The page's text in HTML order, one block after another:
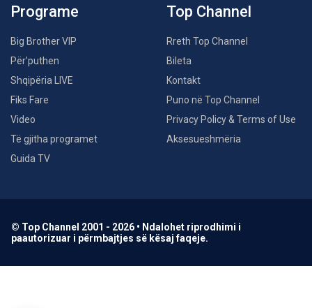
Programe
Big Brother VIP
Për’puthen
Shqipëria LIVE
Fiks Fare
Video
Të gjitha programet
Guida TV
Top Channel
Rreth Top Channel
Bileta
Kontakt
Puno në Top Channel
Privacy Policy & Terms of Use
Aksesueshmëria
© Top Channel 2001 - 2026 • Ndalohet riprodhimi i
paautorizuar i përmbajtjes së kësaj faqeje.